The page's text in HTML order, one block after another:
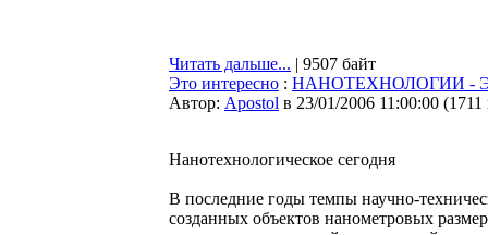
Читать дальше... | 9507 байт
Это интересно : НАНОТЕХНОЛОГИИ -
Автор: Apostol в 23/01/2006 11:00:00 (
Нанотехнологическое сегодня
В последние годы темпы научно-
созданных объектов нанометровых